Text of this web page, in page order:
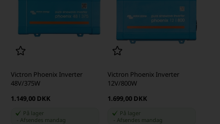
Victron Phoenix Inverter
48V/375W
1.149,00 DKK
På lager
Afsendes mandag
Victron Phoenix Inverter
12V/800W
1.699,00 DKK
På lager
Afsendes mandag